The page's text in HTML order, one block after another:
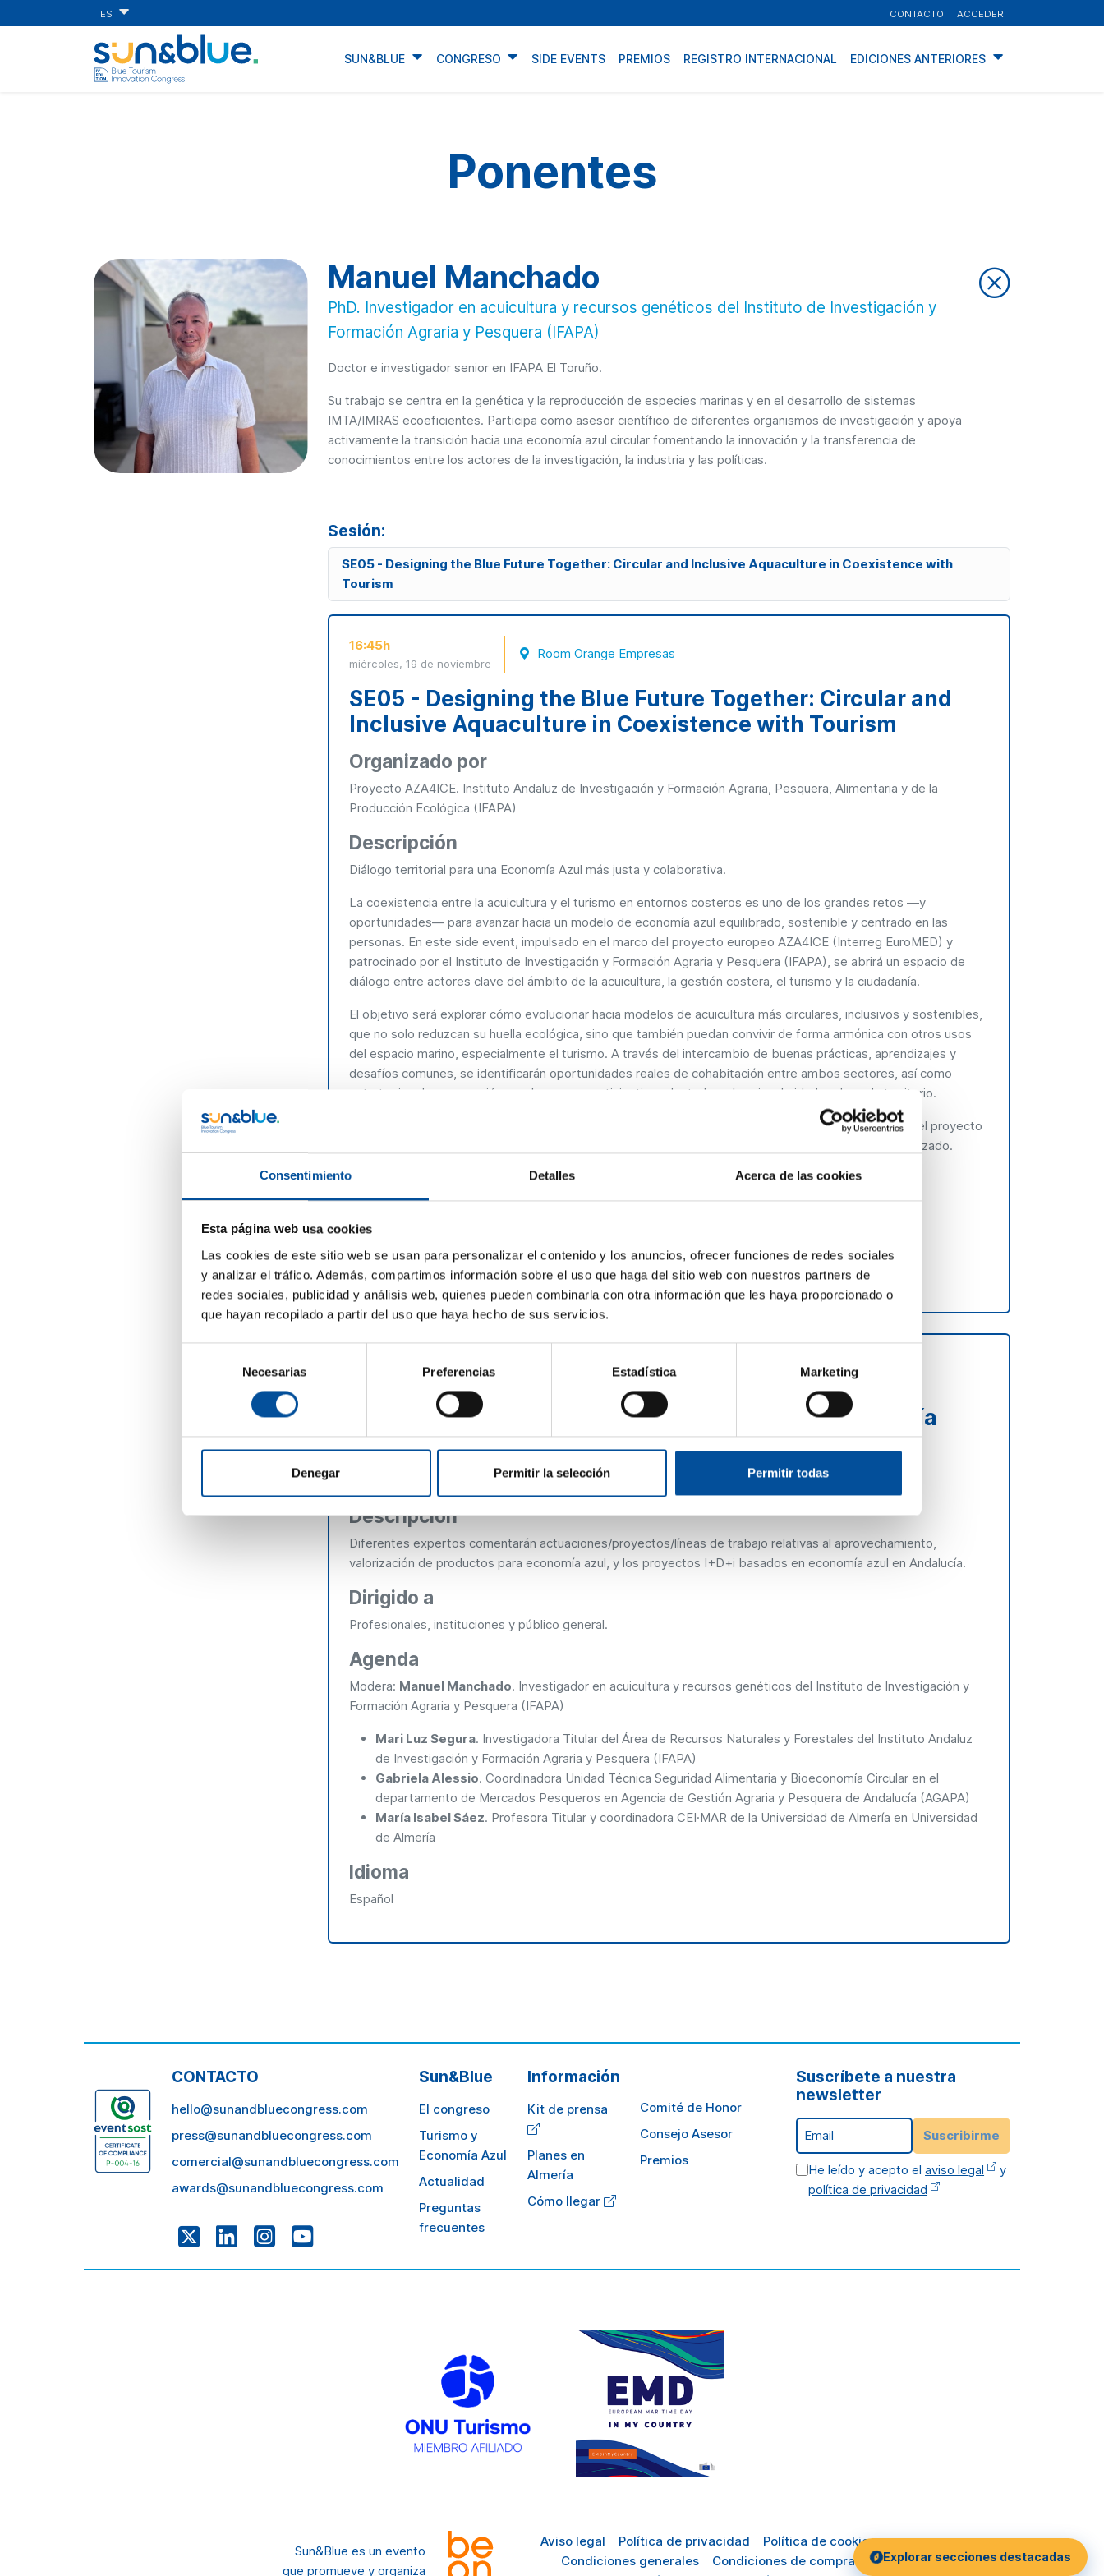
Consentimiento Detalles Acerca de las cookies
Esta página web usa cookies
Las cookies de este sitio web se usan para personalizar el contenido y los anuncios, ofrecer funciones de redes sociales
y analizar el tráfico. Además, compartimos información sobre el uso que haga del sitio web con nuestros partners de
redes sociales, publicidad y análisis web, quienes pueden combinarla con otra información que les haya proporcionado o
que hayan recopilado a partir del uso que haya hecho de sus servicios.
consentimiento
Necesarias Preferencias Estadística Marketing
Denegar Permitir la selección Permitir todas
ES CONTACTO ACCEDER
SUN&BLUE CONGRESO SIDE EVENTS PREMIOS REGISTRO INTERNACIONAL EDICIONES ANTERIORES
Ponentes
Manuel Manchado
PhD. Investigador en acuicultura y recursos genéticos del Instituto de Investigación y
Formación Agraria y Pesquera (IFAPA)
Doctor e investigador senior en IFAPA El Toruño.
Su trabajo se centra en la genética y la reproducción de especies marinas y en el desarrollo de sistemas
IMTA/IMRAS ecoeficientes. Participa como asesor científico de diferentes organismos de investigación y apoya
activamente la transición hacia una economía azul circular fomentando la innovación y la transferencia de
conocimientos entre los actores de la investigación, la industria y las políticas.
Sesión:
SE05 - Designing the Blue Future Together: Circular and Inclusive Aquaculture in Coexistence with
Tourism
16:45h
miércoles, 19 de noviembre
Room Orange Empresas
SE05 - Designing the Blue Future Together: Circular and
Inclusive Aquaculture in Coexistence with Tourism
Organizado por
Proyecto AZA4ICE. Instituto Andaluz de Investigación y Formación Agraria, Pesquera, Alimentaria y de la
Producción Ecológica (IFAPA)
Descripción
Diálogo territorial para una Economía Azul más justa y colaborativa.
La coexistencia entre la acuicultura y el turismo en entornos costeros es uno de los grandes retos —y
oportunidades— para avanzar hacia un modelo de economía azul equilibrado, sostenible y centrado en las
personas. En este side event, impulsado en el marco del proyecto europeo AZA4ICE (Interreg EuroMED) y
patrocinado por el Instituto de Investigación y Formación Agraria y Pesquera (IFAPA), se abrirá un espacio de
diálogo entre actores clave del ámbito de la acuicultura, la gestión costera, el turismo y la ciudadanía.
El objetivo será explorar cómo evolucionar hacia modelos de acuicultura más circulares, inclusivos y sostenibles,
que no solo reduzcan su huella ecológica, sino que también puedan convivir de forma armónica con otros usos
del espacio marino, especialmente el turismo. A través del intercambio de buenas prácticas, aprendizajes y
desafíos comunes, se identificarán oportunidades reales de cohabitación entre ambos sectores, así como
estrategias de co-creación y gobernanza participativa adaptadas a las singularidades de cada territorio.
Este encuentro pondrá en valor enfoques innovadores y colaborativos, alineados con los principios del proyecto
AZA4ICE, y buscará construir una visión compartida de un futuro azul más justo, resiliente y territorializado.
Dirigido a
Inglés
Room Orange Empresas
SE08 - Desarrollo de la bioeconomía azul en Andalucía
Organizado por
Agencia de Gestión Agraria y Pesquera de Andalucía (AGAPA)
Descripción
Diferentes expertos comentarán actuaciones/proyectos/líneas de trabajo relativas al aprovechamiento,
valorización de productos para economía azul, y los proyectos I+D+i basados en economía azul en Andalucía.
Dirigido a
Profesionales, instituciones y público general.
Agenda
Modera: Manuel Manchado. Investigador en acuicultura y recursos genéticos del Instituto de Investigación y
Formación Agraria y Pesquera (IFAPA)
Mari Luz Segura. Investigadora Titular del Área de Recursos Naturales y Forestales del Instituto Andaluz
de Investigación y Formación Agraria y Pesquera (IFAPA)
Gabriela Alessio. Coordinadora Unidad Técnica Seguridad Alimentaria y Bioeconomía Circular en el
departamento de Mercados Pesqueros en Agencia de Gestión Agraria y Pesquera de Andalucía (AGAPA)
María Isabel Sáez. Profesora Titular y coordinadora CEI·MAR de la Universidad de Almería en Universidad
de Almería
Idioma
Español
CONTACTO
hello@sunandbluecongress.com
press@sunandbluecongress.com
comercial@sunandbluecongress.com
awards@sunandbluecongress.com
Sun&Blue
El congreso
Turismo y
Economía Azul
Actualidad
Preguntas
frecuentes
Información
Kit de prensa
Planes en
Almería
Cómo llegar
Comité de Honor
Consejo Asesor
Premios
Suscríbete a nuestra
newsletter
Email
Suscribirme
He leído y acepto elaviso legal
y
política de privacidad
Sun&Blue es un evento
que promueve y organiza
Aviso legal Política de privacidad
Política de cookies
Condiciones generales
Condiciones de compra
Explorar secciones destacadas